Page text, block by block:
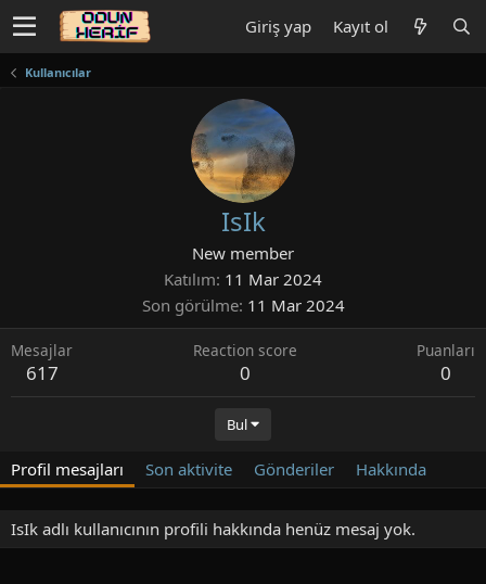
Giriş yap Kayıt ol
Kullanıcılar
IsIk
New member
Katılım 11 Mar 2024
Son görülme 11 Mar 2024
Mesajlar
617
Reaction score
0
Puanları
0
Bul
Profil mesajları Son aktivite Gönderiler Hakkında
IsIk adlı kullanıcının profili hakkında henüz mesaj yok.